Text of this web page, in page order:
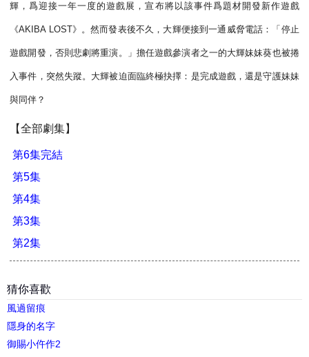
輝，爲迎接一年一度的遊戲展，宣布將以該事件爲題材開發新作遊戲
《AKIBA LOST》。然而發表後不久，大輝便接到一通威脅電話：「停止
遊戲開發，否則悲劇將重演。」擔任遊戲參演者之一的大輝妹妹葵也被捲
入事件，突然失蹤。大輝被迫面臨終極抉擇：是完成遊戲，還是守護妹妹
與同伴？
【全部劇集】
第6集完結
第5集
第4集
第3集
第2集
猜你喜歡
風過留痕
隱身的名字
御賜小仵作2